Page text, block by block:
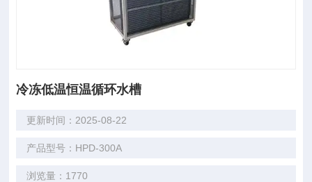
冷冻低温恒温循环水槽
更新时间：2025-08-22
产品型号：HPD-300A
浏览量：1770